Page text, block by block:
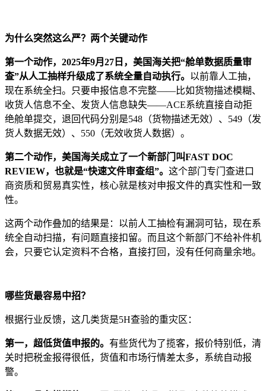
为什么突然这么严？两个关键动作
第一个动作，2025年9月27日，美国海关把“舱单数据质量审
查”从人工抽样升级成了系统全量自动执行。 以前靠人工抽，
现在系统全扫。只要申报信息不完整——比如货物描述模糊、
收货人信息不全、发货人信息缺失——ACE系统直接自动拒
绝舱单提交，退回代码分别是548（货物描述无效）、549（发
货人数据无效）、550（无效收货人数据）。
第二个动作，美国海关成立了一个新部门叫FAST DOC
REVIEW，也就是“快速文件审查组”。 这个部门专门查进口
商资质和贸易真实性，核心就是核对申报文件的真实性和一致
性。
这两个动作叠加的结果是：以前人工抽检有漏洞可钻，现在系
统全自动扫描，有问题直接扣留。而且这个新部门不给补件机
会，只要它认定资料不合格，直接打回，没有任何商量余地。
哪些货最容易中招？
根据行业反馈，这几类货是5H查验的重灾区：
第一，超低货值申报的。 有些货代为了揽客，报价特别低，清
关时把税金报得很低，货值和市场行情差太多，系统自动报
警。